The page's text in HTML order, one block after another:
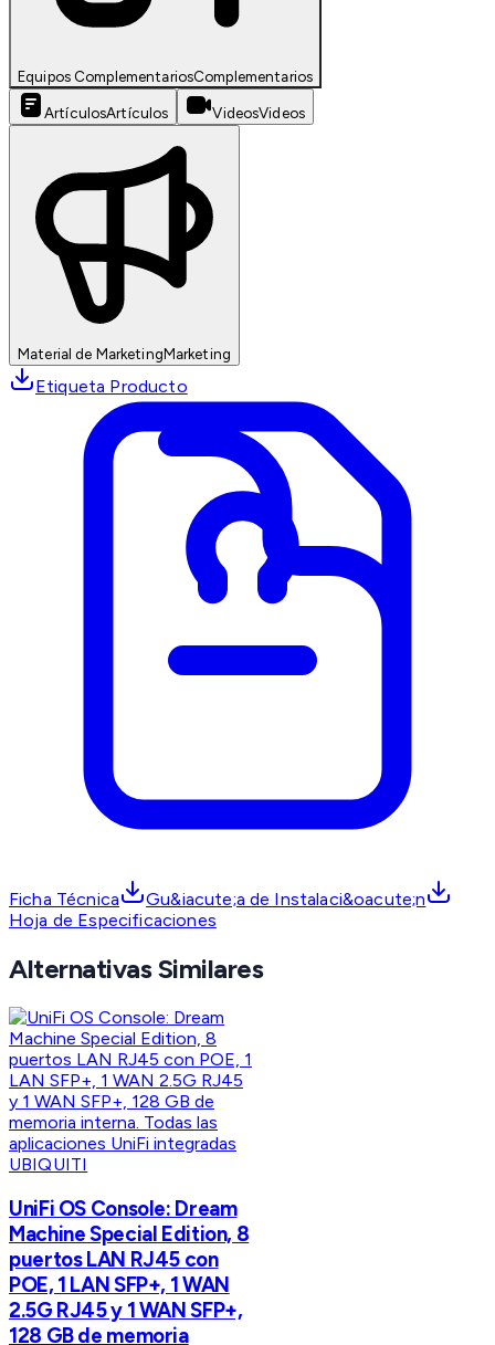
Equipos ComplementariosComplementarios
ArtículosArtículos VideosVideos
Material de MarketingMarketing
Etiqueta Producto
Ficha Técnica
Gu&iacute;a de Instalaci&oacute;n
Hoja de Especificaciones
Alternativas Similares
UBIQUITI
UniFi OS Console: Dream
Machine Special Edition, 8
puertos LAN RJ45 con
POE, 1 LAN SFP+, 1 WAN
2.5G RJ45 y 1 WAN SFP+,
128 GB de memoria